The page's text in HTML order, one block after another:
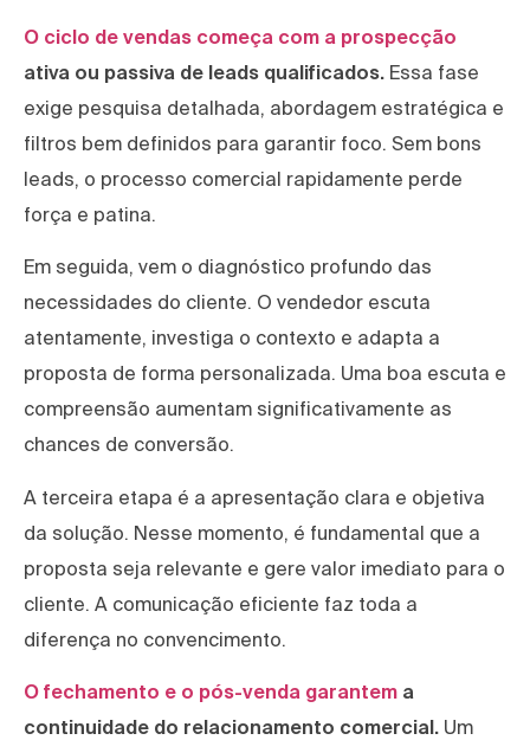
O ciclo de vendas começa com a prospecção
ativa ou passiva de leads qualificados. Essa fase
exige pesquisa detalhada, abordagem estratégica e
filtros bem definidos para garantir foco. Sem bons
leads, o processo comercial rapidamente perde
força e patina.
Em seguida, vem o diagnóstico profundo das
necessidades do cliente. O vendedor escuta
atentamente, investiga o contexto e adapta a
proposta de forma personalizada. Uma boa escuta e
compreensão aumentam significativamente as
chances de conversão.
A terceira etapa é a apresentação clara e objetiva
da solução. Nesse momento, é fundamental que a
proposta seja relevante e gere valor imediato para o
cliente. A comunicação eficiente faz toda a
diferença no convencimento.
O fechamento e o pós-venda garantem a
continuidade do relacionamento comercial. Um